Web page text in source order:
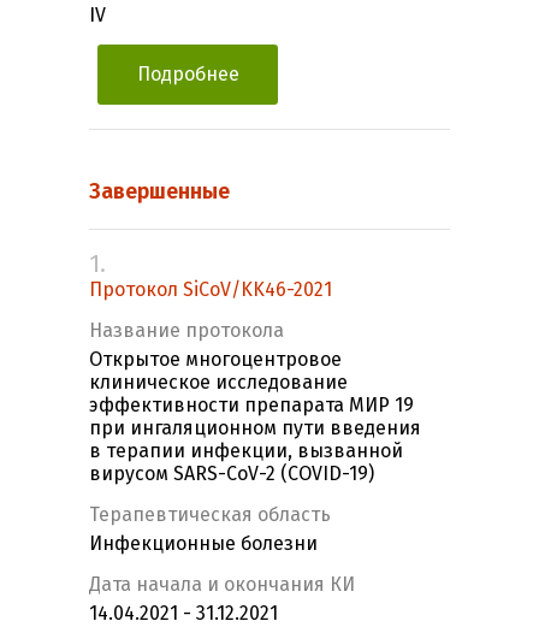
IV
Подробнее
Завершенные
1.
Протокол SiCoV/KK46-2021
Название протокола
Открытое многоцентровое
клиническое исследование
эффективности препарата МИР 19
при ингаляционном пути введения
в терапии инфекции, вызванной
вирусом SARS-CoV-2 (COVID-19)
Терапевтическая область
Инфекционные болезни
Дата начала и окончания КИ
14.04.2021 - 31.12.2021